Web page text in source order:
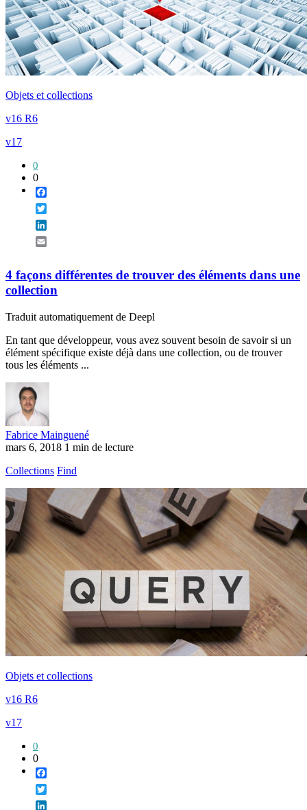
Objets et collections
v16 R6
v17
0
0
4 façons différentes de trouver des éléments dans une
collection
Traduit automatiquement de Deepl
En tant que développeur, vous avez souvent besoin de savoir si un
élément spécifique existe déjà dans une collection, ou de trouver
tous les éléments ...
Fabrice Mainguené
mars 6, 2018 1 min de lecture
Collections Find
Objets et collections
v16 R6
v17
0
0